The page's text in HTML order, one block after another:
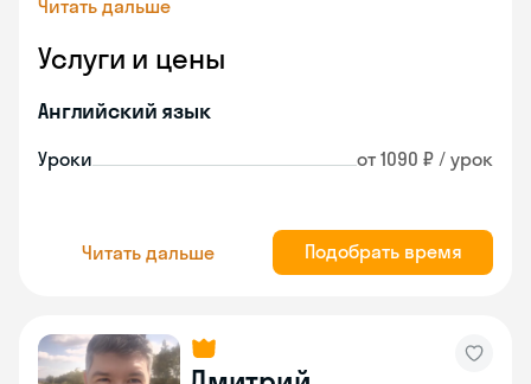
Читать дальше
Услуги и цены
Английский язык
Уроки от 1090 ₽ / урок
Читать дальше Подобрать время